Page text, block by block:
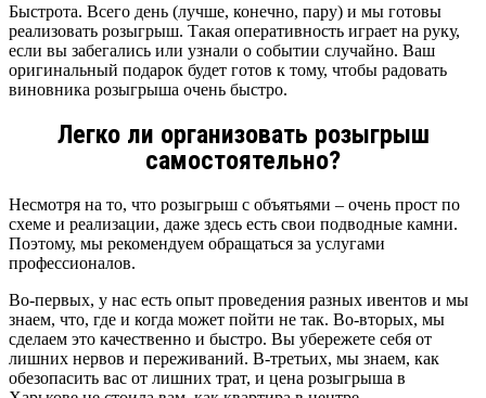
Быстрота. Всего день (лучше, конечно, пару) и мы готовы
реализовать розыгрыш. Такая оперативность играет на руку,
если вы забегались или узнали о событии случайно. Ваш
оригинальный подарок будет готов к тому, чтобы радовать
виновника розыгрыша очень быстро.
Легко ли организовать розыгрыш
самостоятельно?
Несмотря на то, что розыгрыш с объятьями – очень прост по
схеме и реализации, даже здесь есть свои подводные камни.
Поэтому, мы рекомендуем обращаться за услугами
профессионалов.
Во-первых, у нас есть опыт проведения разных ивентов и мы
знаем, что, где и когда может пойти не так. Во-вторых, мы
сделаем это качественно и быстро. Вы убережете себя от
лишних нервов и переживаний. В-третьих, мы знаем, как
обезопасить вас от лишних трат, и цена розыгрыша в